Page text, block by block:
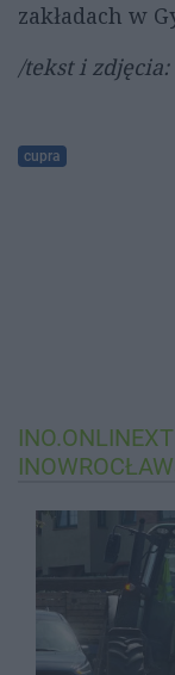
zakładach w
/tekst i zdjęcia:
cupra